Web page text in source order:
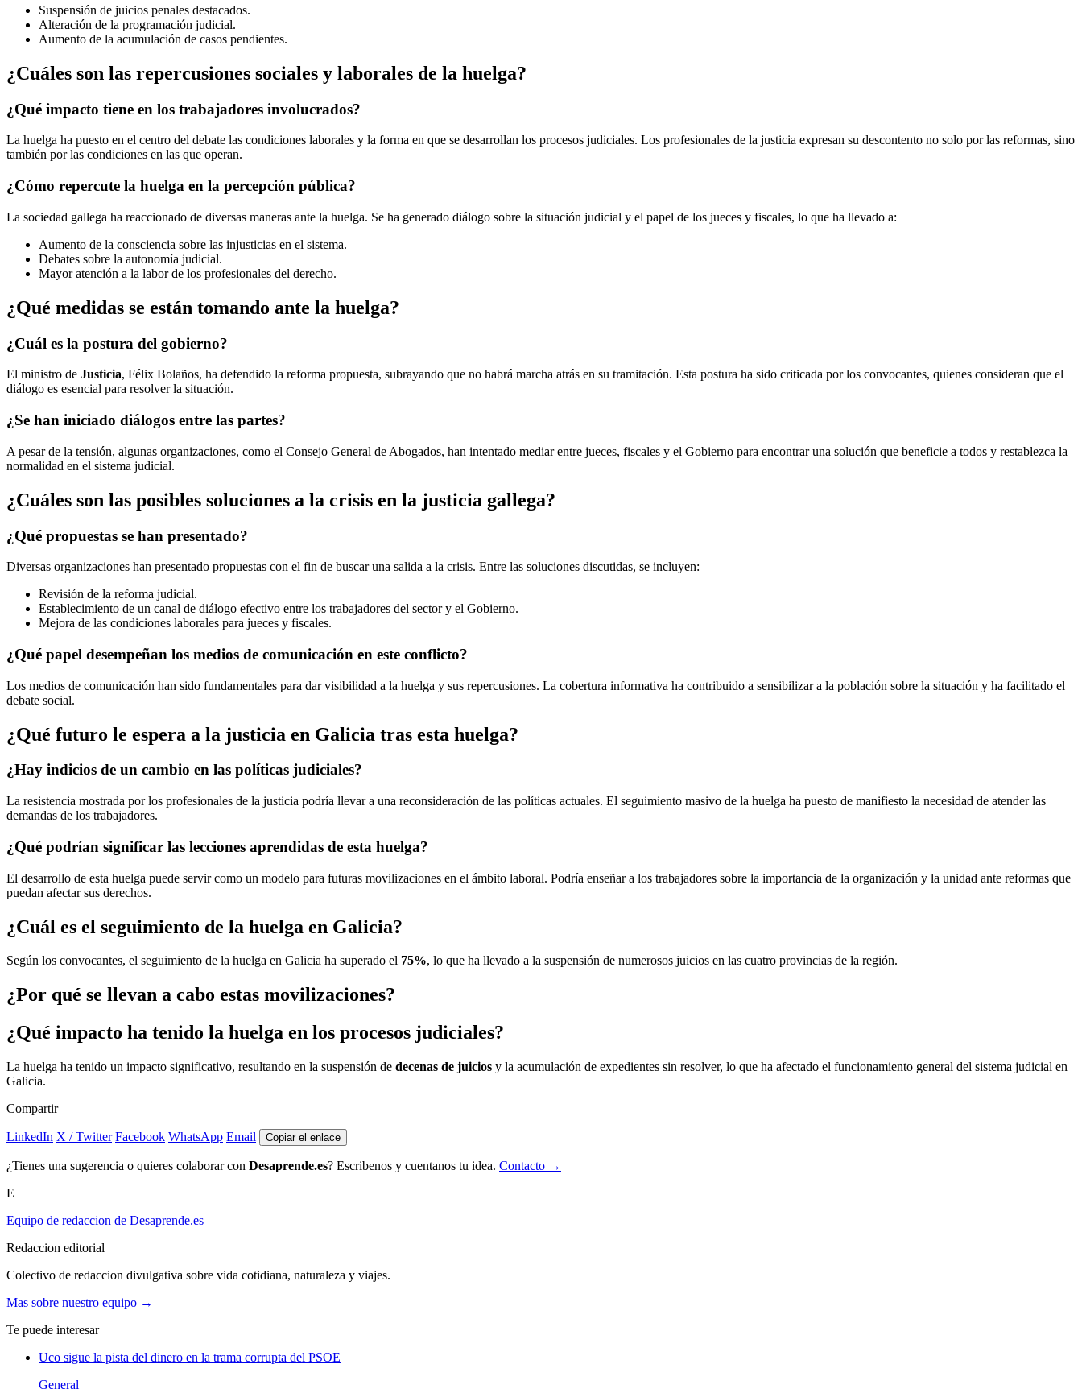
Suspensión de juicios penales destacados.
Alteración de la programación judicial.
Aumento de la acumulación de casos pendientes.
¿Cuáles son las repercusiones sociales y laborales de la huelga?
¿Qué impacto tiene en los trabajadores involucrados?
La huelga ha puesto en el centro del debate las condiciones laborales y la forma en que se desarrollan los procesos judiciales. Los profesionales de la justicia expresan su descontento no solo por las reformas, sino
también por las condiciones en las que operan.
¿Cómo repercute la huelga en la percepción pública?
La sociedad gallega ha reaccionado de diversas maneras ante la huelga. Se ha generado diálogo sobre la situación judicial y el papel de los jueces y fiscales, lo que ha llevado a:
Aumento de la consciencia sobre las injusticias en el sistema.
Debates sobre la autonomía judicial.
Mayor atención a la labor de los profesionales del derecho.
¿Qué medidas se están tomando ante la huelga?
¿Cuál es la postura del gobierno?
El ministro de Justicia, Félix Bolaños, ha defendido la reforma propuesta, subrayando que no habrá marcha atrás en su tramitación. Esta postura ha sido criticada por los convocantes, quienes consideran que el
diálogo es esencial para resolver la situación.
¿Se han iniciado diálogos entre las partes?
A pesar de la tensión, algunas organizaciones, como el Consejo General de Abogados, han intentado mediar entre jueces, fiscales y el Gobierno para encontrar una solución que beneficie a todos y restablezca la
normalidad en el sistema judicial.
¿Cuáles son las posibles soluciones a la crisis en la justicia gallega?
¿Qué propuestas se han presentado?
Diversas organizaciones han presentado propuestas con el fin de buscar una salida a la crisis. Entre las soluciones discutidas, se incluyen:
Revisión de la reforma judicial.
Establecimiento de un canal de diálogo efectivo entre los trabajadores del sector y el Gobierno.
Mejora de las condiciones laborales para jueces y fiscales.
¿Qué papel desempeñan los medios de comunicación en este conflicto?
Los medios de comunicación han sido fundamentales para dar visibilidad a la huelga y sus repercusiones. La cobertura informativa ha contribuido a sensibilizar a la población sobre la situación y ha facilitado el
debate social.
¿Qué futuro le espera a la justicia en Galicia tras esta huelga?
¿Hay indicios de un cambio en las políticas judiciales?
La resistencia mostrada por los profesionales de la justicia podría llevar a una reconsideración de las políticas actuales. El seguimiento masivo de la huelga ha puesto de manifiesto la necesidad de atender las
demandas de los trabajadores.
¿Qué podrían significar las lecciones aprendidas de esta huelga?
El desarrollo de esta huelga puede servir como un modelo para futuras movilizaciones en el ámbito laboral. Podría enseñar a los trabajadores sobre la importancia de la organización y la unidad ante reformas que
puedan afectar sus derechos.
¿Cuál es el seguimiento de la huelga en Galicia?
Según los convocantes, el seguimiento de la huelga en Galicia ha superado el 75%, lo que ha llevado a la suspensión de numerosos juicios en las cuatro provincias de la región.
¿Por qué se llevan a cabo estas movilizaciones?
¿Qué impacto ha tenido la huelga en los procesos judiciales?
La huelga ha tenido un impacto significativo, resultando en la suspensión de decenas de juicios y la acumulación de expedientes sin resolver, lo que ha afectado el funcionamiento general del sistema judicial en
Galicia.
Compartir
LinkedIn X / Twitter Facebook WhatsApp Email Copiar el enlace
¿Tienes una sugerencia o quieres colaborar con Desaprende.es? Escribenos y cuentanos tu idea. Contacto →
E
Equipo de redaccion de Desaprende.es
Redaccion editorial
Colectivo de redaccion divulgativa sobre vida cotidiana, naturaleza y viajes.
Mas sobre nuestro equipo →
Te puede interesar
Uco sigue la pista del dinero en la trama corrupta del PSOE
General